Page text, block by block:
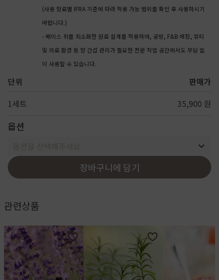
(사용 향료별 IFRA 기준에 따라 적용 가능 범위를 확인 후 사용하시기
바랍니다.)
- 베이스 취를 최소화한 원료 설계를 적용하여, 공방, F&B 매장, 뷰티
및 의료 환경 등 향 간섭 관리가 필요한 전문 작업 공간에서도 부담 없
이 사용할 수 있습니다.
단위
판매가
1세트
35,900 원
옵션
장바구니에 담기
관련상품